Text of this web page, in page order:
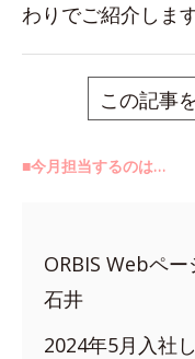
わりでご紹介します
この記事
■今月担当するのは…
ORBIS Webペ
石井
2024年5月入社